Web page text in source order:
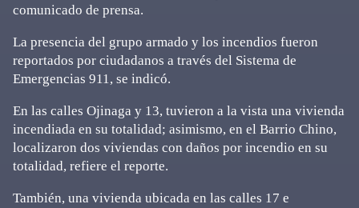
comunicado de prensa.
La presencia del grupo armado y los incendios fueron
reportados por ciudadanos a través del Sistema de
Emergencias 911, se indicó.
En las calles Ojinaga y 13, tuvieron a la vista una vivienda
incendiada en su totalidad; asimismo, en el Barrio Chino,
localizaron dos viviendas con daños por incendio en su
totalidad, refiere el reporte.
También, una vivienda ubicada en las calles 17 e